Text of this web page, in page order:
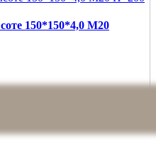
150*150*4,0 М20